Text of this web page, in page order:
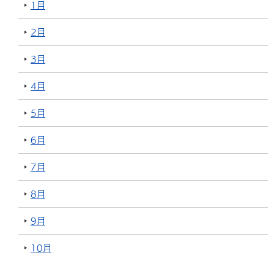
1月
2月
3月
4月
5月
6月
7月
8月
9月
10月